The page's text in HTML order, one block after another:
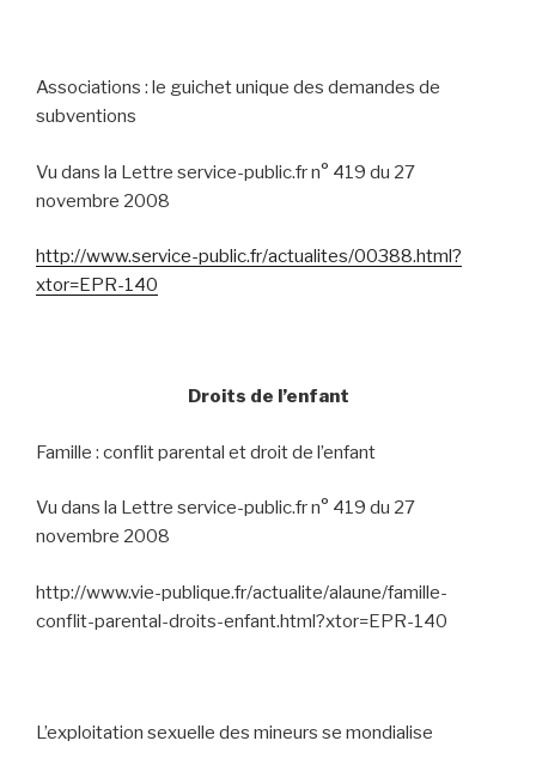
Associations : le guichet unique des demandes de
subventions
Vu dans la Lettre service-public.fr n° 419 du 27
novembre 2008
http://www.service-public.fr/actualites/00388.html?
xtor=EPR-140
Droits de l’enfant
Famille : conflit parental et droit de l’enfant
Vu dans la Lettre service-public.fr n° 419 du 27
novembre 2008
http://www.vie-publique.fr/actualite/alaune/famille-
conflit-parental-droits-enfant.html?xtor=EPR-140
L’exploitation sexuelle des mineurs se mondialise